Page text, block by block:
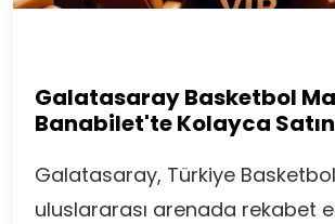
Galatasaray Basketbol
Banabilet'te Kolayca Satın
Galatasaray, Türkiye
uluslararası arenada rekabet